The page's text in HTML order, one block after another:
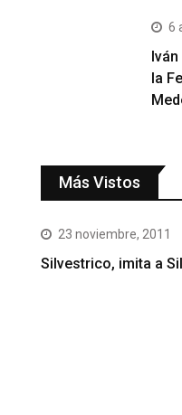
6
la
Más Vistos
23 noviembre, 2011
Silvestrico, imita a